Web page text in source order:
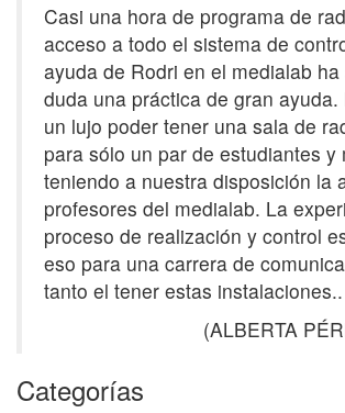
Casi una hora de programa de
acceso a todo el sistema de
ayuda de Rodri en el medialab ha
duda una práctica de gran ayuda.
un lujo poder tener una sala de
para sólo un par de estudiantes y
teniendo a nuestra disposición la
profesores del medialab. La
proceso de realización y control
eso para una carrera de
tanto el tener estas instalaciones..
(ALBERTA
Categorías